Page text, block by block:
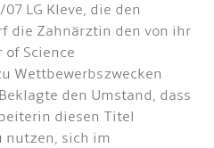
LG Kleve, die den
die Zahnärztin den von ihr
of Science
Wettbewerbszwecken
den Umstand, dass
diesen Titel
nutzen, sich im